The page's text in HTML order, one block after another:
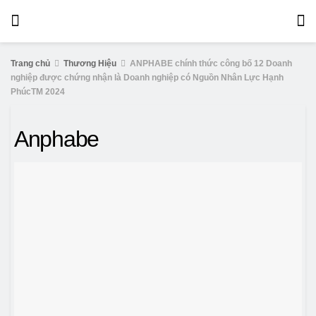
Trang chủ Thương Hiệu
ANPHABE chính thức công bố 12 Doanh nghiệp
được chứng nhận là Doanh nghiệp có Nguồn Nhân Lực Hạnh PhúcTM 2024
Anphabe